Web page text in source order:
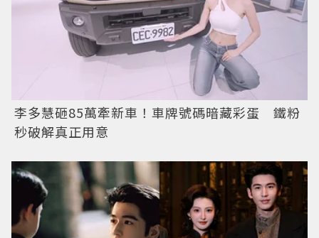
李多慧砸85萬牽新車！車牌號碼暗藏彩蛋 鐵粉
秒破解真正用意